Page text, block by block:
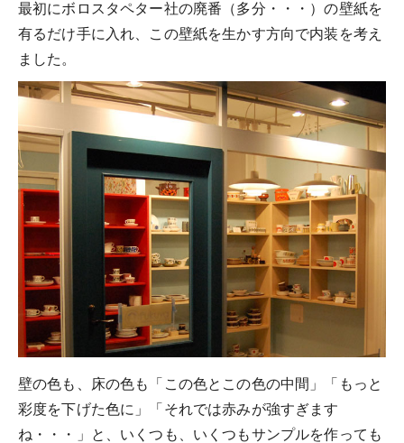
最初にボロスタペター社の廃番（多分・・・）の壁紙を
有るだけ手に入れ、この壁紙を生かす方向で内装を考え
ました。
壁の色も、床の色も「この色とこの色の中間」「もっと
彩度を下げた色に」「それでは赤みが強すぎます
ね・・・」と、いくつも、いくつもサンプルを作っても